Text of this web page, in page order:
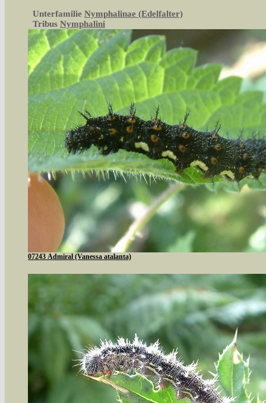
Unterfamilie Nymphalinae (Edelfalter)
Tribus Nymphalini
07243 Admiral (Vanessa atalanta)